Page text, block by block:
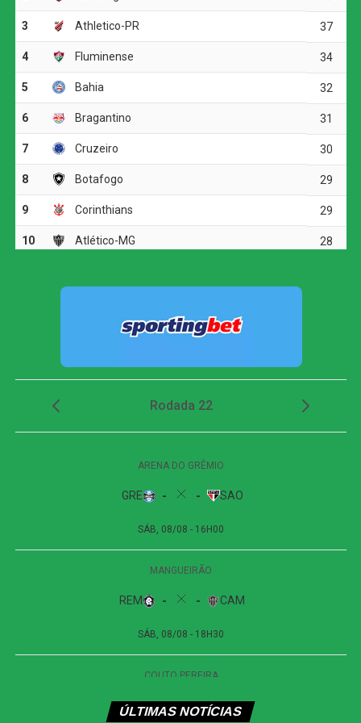
A melhor oportunidade antes do intervalo foi do
Corinthians. Aos 23 minutos, Allan fez um cruzamento
preciso para Matheuzinho, que cabeceou com força, mas
O ritmo aumentou no segundo tempo, e o Corinthians
voltou a ameaçar aos 20 minutos. Matheuzinho recuperou
a bola no meio-campo e acionou Yuri Alberto. O atacante
dominou, girou diante da marcação e finalizou com
potência da entrada da área, obrigando Santos a fazer
outra grande intervenção.
Corinthians vence, mas é eliminado da Copa do
Dois minutos mais tarde, Yuri Alberto recebeu um
lançamento de Allan, invadiu a área, mas não conseguiu
cobrança de escanteio. Gilberto desviou a bola na
garantiu a vitória dos visitantes.
Apesar das tentativas das duas equipes na etapa final, o
placar não foi alterado. O empate sem gols refletiu a
Próximos jogos
Internacional x Corinthians| Copa do Brasil (jogo
de ida das oitavas de final)
Data e horário: 02.08 (domingo), às 19h30 (de
ÚLTIMAS NOTÍCIAS